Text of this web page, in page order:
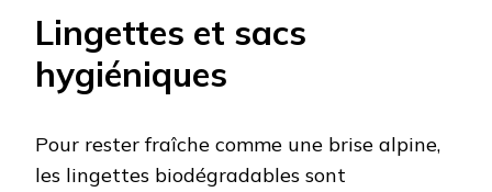
Lingettes et sacs
hygiéniques
Pour rester fraîche comme une brise alpine,
les lingettes biodégradables sont